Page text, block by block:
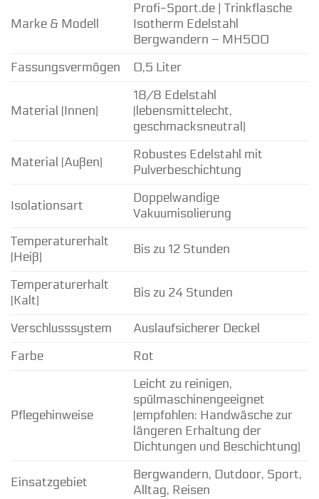
Marke & Modell
Profi-Sport.de | Trinkflasche
Isotherm Edelstahl
Bergwandern – MH500
Fassungsvermögen
0,5 Liter
Material (Innen)
18/8 Edelstahl
(lebensmittelecht,
geschmacksneutral)
Material (Außen)
Robustes Edelstahl mit
Pulverbeschichtung
Isolationsart
Doppelwandige
Vakuumisolierung
Temperaturerhalt
(Heiß)
Bis zu 12 Stunden
Temperaturerhalt
(Kalt)
Bis zu 24 Stunden
Verschlusssystem
Auslaufsicherer Deckel
Farbe
Rot
Pflegehinweise
Leicht zu reinigen,
spülmaschinengeeignet
(empfohlen: Handwäsche zur
längeren Erhaltung der
Dichtungen und Beschichtung)
Einsatzgebiet
Bergwandern, Outdoor, Sport,
Alltag, Reisen